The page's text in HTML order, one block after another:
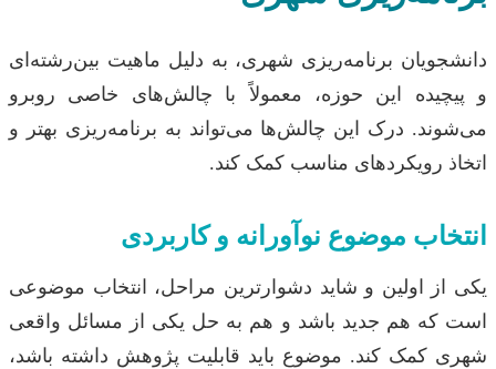
دانشجویان برنامه‌ریزی شهری، به دلیل ماهیت بین‌رشته‌ای
و پیچیده این حوزه، معمولاً با چالش‌های خاصی روبرو
می‌شوند. درک این چالش‌ها می‌تواند به برنامه‌ریزی بهتر و
اتخاذ رویکردهای مناسب کمک کند.
انتخاب موضوع نوآورانه و کاربردی
یکی از اولین و شاید دشوارترین مراحل، انتخاب موضوعی
است که هم جدید باشد و هم به حل یکی از مسائل واقعی
شهری کمک کند. موضوع باید قابلیت پژوهش داشته باشد،